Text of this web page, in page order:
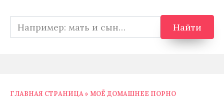
Search
for:
Найти
ГЛАВНАЯ СТРАНИЦА » МОЁ ДОМАШНЕЕ ПОРНО